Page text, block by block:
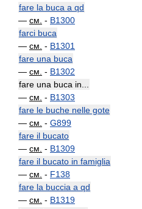
fare la buca a qd
— см. - B1300
farci buca
— см. - B1301
fare una buca
— см. - B1302
fare una buca in...
— см. - B1303
fare le buche nelle gote
— см. - G899
fare il bucato
— см. - B1309
fare il bucato in famiglia
— см. - F138
fare la buccia a qd
— см. - B1319